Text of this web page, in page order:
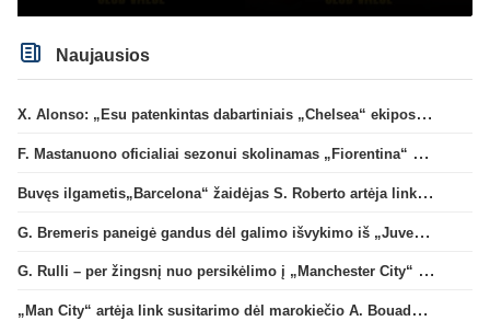
Naujausios
X. Alonso: „Esu patenkintas dabartiniais „Chelsea“ ekipos vartininkais“
F. Mastanuono oficialiai sezonui skolinamas „Fiorentina“ ekipai
Buvęs ilgametis„Barcelona“ žaidėjas S. Roberto artėja link persikėlimo į MLS
G. Bremeris paneigė gandus dėl galimo išvykimo iš „Juventus“ klubo
G. Rulli – per žingsnį nuo persikėlimo į „Manchester City“ klubą
„Man City“ artėja link susitarimo dėl marokiečio A. Bouaddi persikėlimo